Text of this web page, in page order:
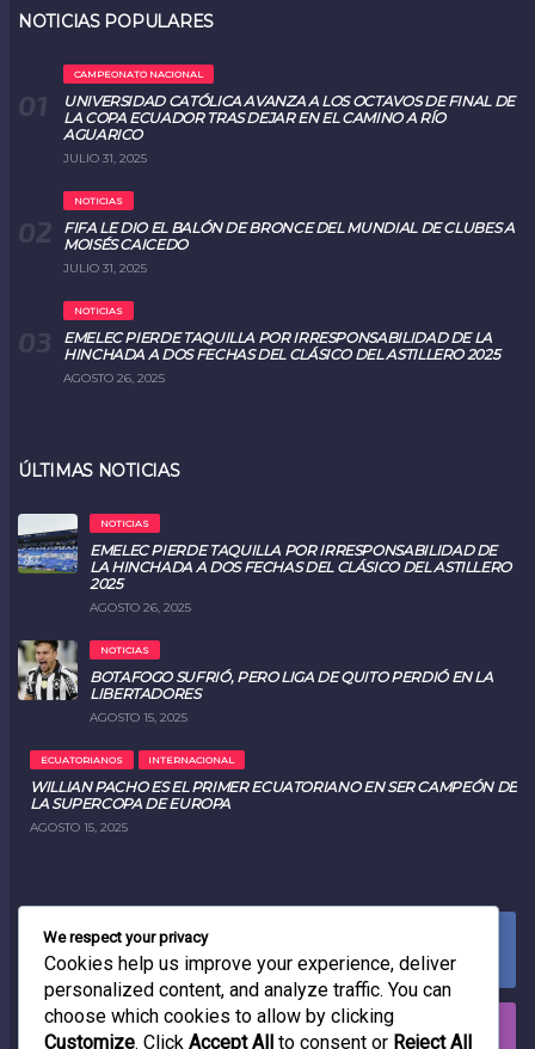
NOTICIAS POPULARES
CAMPEONATO NACIONAL
UNIVERSIDAD CATÓLICA AVANZA A LOS OCTAVOS DE FINAL DE
LA COPA ECUADOR TRAS DEJAR EN EL CAMINO A RÍO
AGUARICO
JULIO 31, 2025
NOTICIAS
FIFA LE DIO EL BALÓN DE BRONCE DEL MUNDIAL DE CLUBES A
MOISÉS CAICEDO
JULIO 31, 2025
NOTICIAS
EMELEC PIERDE TAQUILLA POR IRRESPONSABILIDAD DE LA
HINCHADA A DOS FECHAS DEL CLÁSICO DEL ASTILLERO 2025
AGOSTO 26, 2025
ÚLTIMAS NOTICIAS
NOTICIAS
EMELEC PIERDE TAQUILLA POR IRRESPONSABILIDAD DE
LA HINCHADA A DOS FECHAS DEL CLÁSICO DEL ASTILLERO
2025
AGOSTO 26, 2025
NOTICIAS
BOTAFOGO SUFRIÓ, PERO LIGA DE QUITO PERDIÓ EN LA
LIBERTADORES
AGOSTO 15, 2025
ECUATORIANOS INTERNACIONAL
WILLIAN PACHO ES EL PRIMER ECUATORIANO EN SER CAMPEÓN DE
LA SUPERCOPA DE EUROPA
AGOSTO 15, 2025
FACEBOOK
0LIKES
INSTAGRAM
We respect your privacy
Cookies help us improve your experience, deliver
personalized content, and analyze traffic. You can
choose which cookies to allow by clicking
Customize. Click Accept All to consent or Reject All